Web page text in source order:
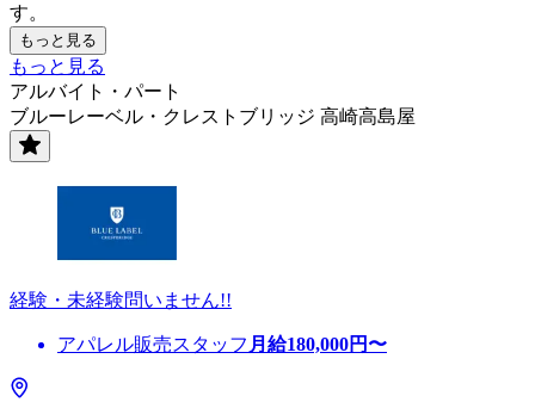
す。
もっと見る
もっと見る
アルバイト・パート
ブルーレーベル・クレストブリッジ 高崎高島屋
経験・未経験問いません!!
アパレル販売スタッフ 月給180,000円〜